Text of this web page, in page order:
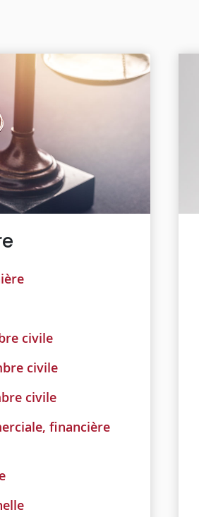
civile
civile
civile
financière